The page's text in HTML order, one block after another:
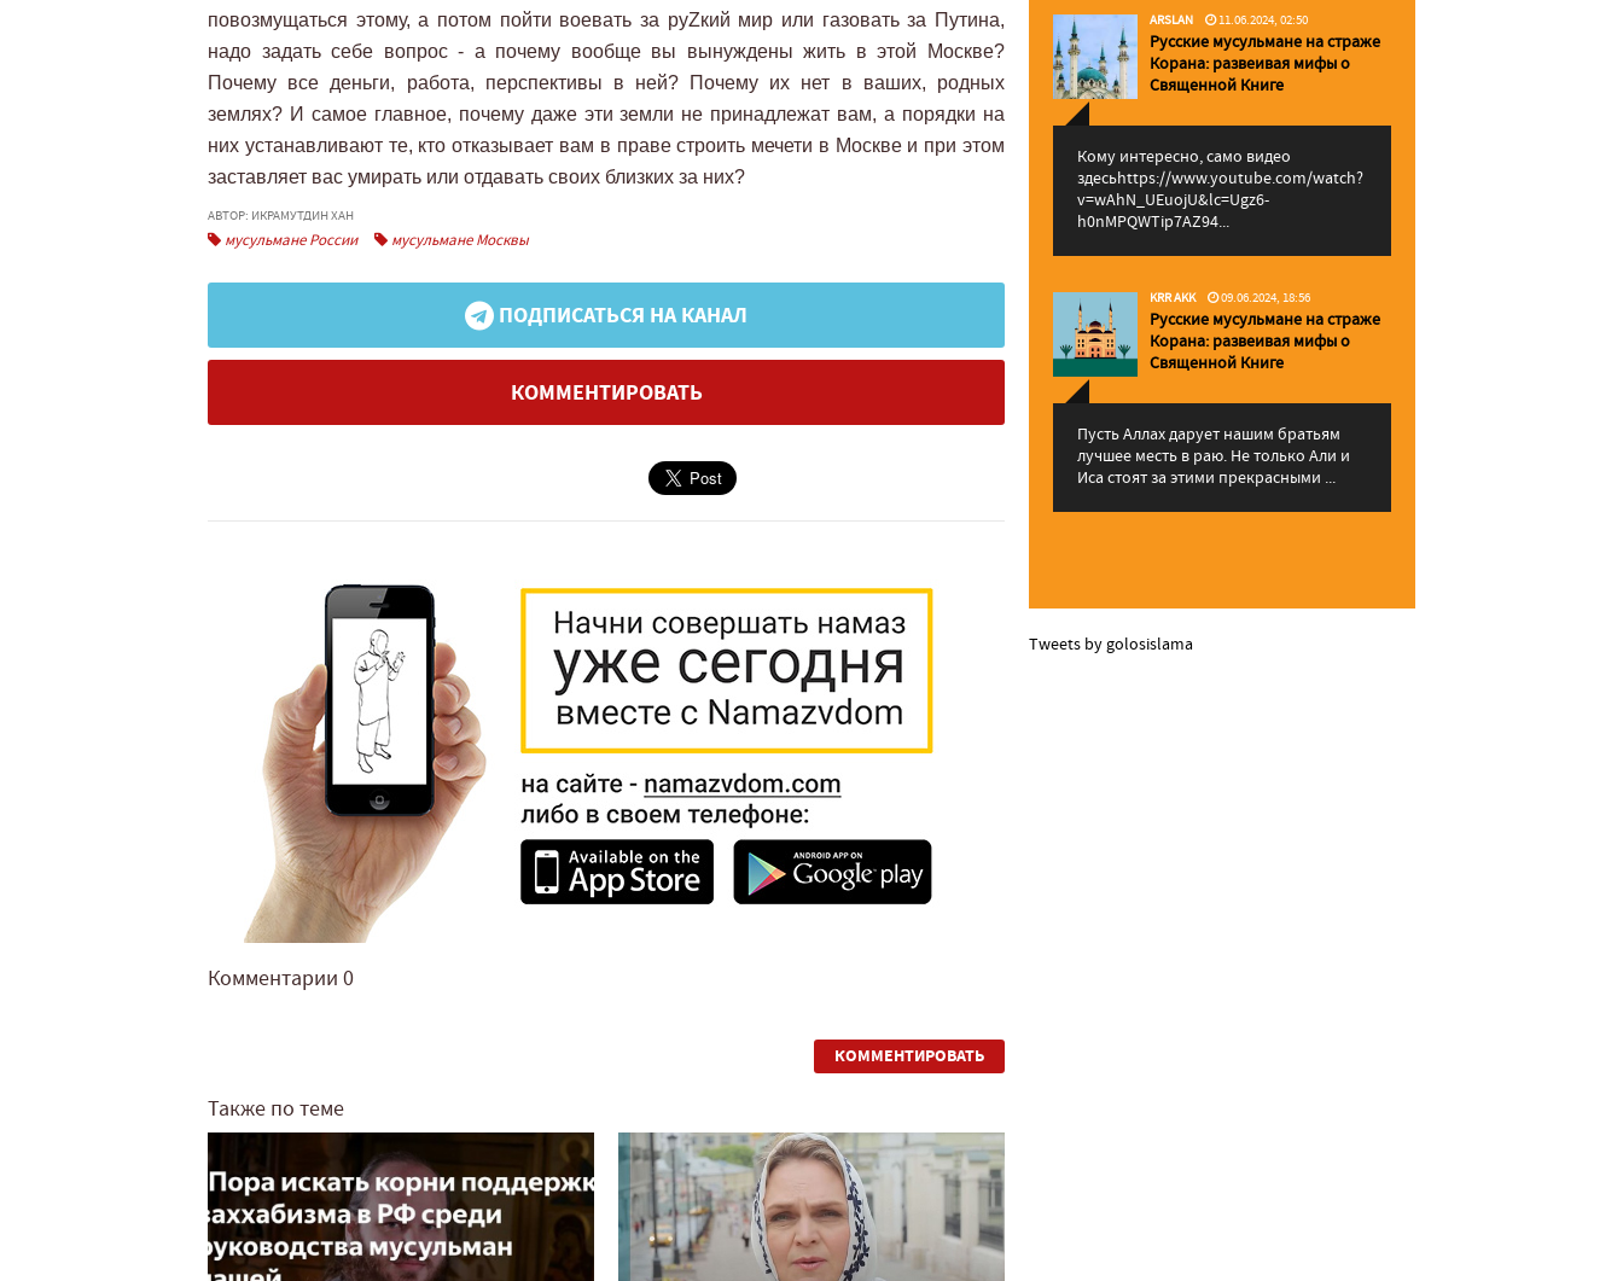
повозмущаться этому, а потом пойти воевать за руZкий мир или газовать за Путина,
надо задать себе вопрос - а почему вообще вы вынуждены жить в этой Москве?
Почему все деньги, работа, перспективы в ней? Почему их нет в ваших, родных
землях? И самое главное, почему даже эти земли не принадлежат вам, а порядки на
них устанавливают те, кто отказывает вам в праве строить мечети в Москве и при этом
заставляет вас умирать или отдавать своих близких за них?
АВТОР: ИКРАМУТДИН ХАН
мусульмане России мусульмане Москвы
ПОДПИСАТЬСЯ НА КАНАЛ
КОММЕНТИРОВАТЬ
Комментарии 0
КОММЕНТИРОВАТЬ
Также по теме
ARSLAN 11.06.2024, 02:50
Русские мусульмане на страже
Корана: pазвеивая мифы о
Священной Книге
Кому интересно, само видео
здесьhttps://www.youtube.com/watch?
v=wAhN_UEuojU&lc=Ugz6-
h0nMPQWTip7AZ94...
KRR AKK 09.06.2024, 18:56
Русские мусульмане на страже
Корана: pазвеивая мифы о
Священной Книге
Пусть Аллах дарует нашим братьям
лучшее месть в раю. Не только Али и
Иса стоят за этими прекрасными ...
Tweets by golosislama